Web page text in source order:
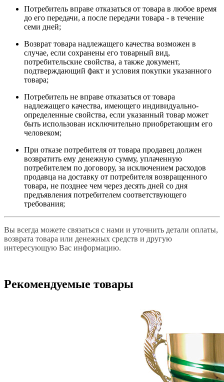
Потребитель вправе отказаться от товара в любое время
до его передачи, а после передачи товара - в течение
семи дней;
Возврат товара надлежащего качества возможен в
случае, если сохранены его товарный вид,
потребительские свойства, а также документ,
подтверждающий факт и условия покупки указанного
товара;
Потребитель не вправе отказаться от товара
надлежащего качества, имеющего индивидуально-
определенные свойства, если указанный товар может
быть использован исключительно приобретающим его
человеком;
При отказе потребителя от товара продавец должен
возвратить ему денежную сумму, уплаченную
потребителем по договору, за исключением расходов
продавца на доставку от потребителя возвращенного
товара, не позднее чем через десять дней со дня
предъявления потребителем соответствующего
требования;
Вы всегда можете связаться с нами и уточнить детали оплаты,
возврата товара или денежных средств и другую
интересующую Вас информацию.
Рекомендуемые товары